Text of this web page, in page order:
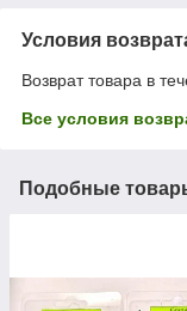
Условия
Возврат товара в
Все условия
Подобные